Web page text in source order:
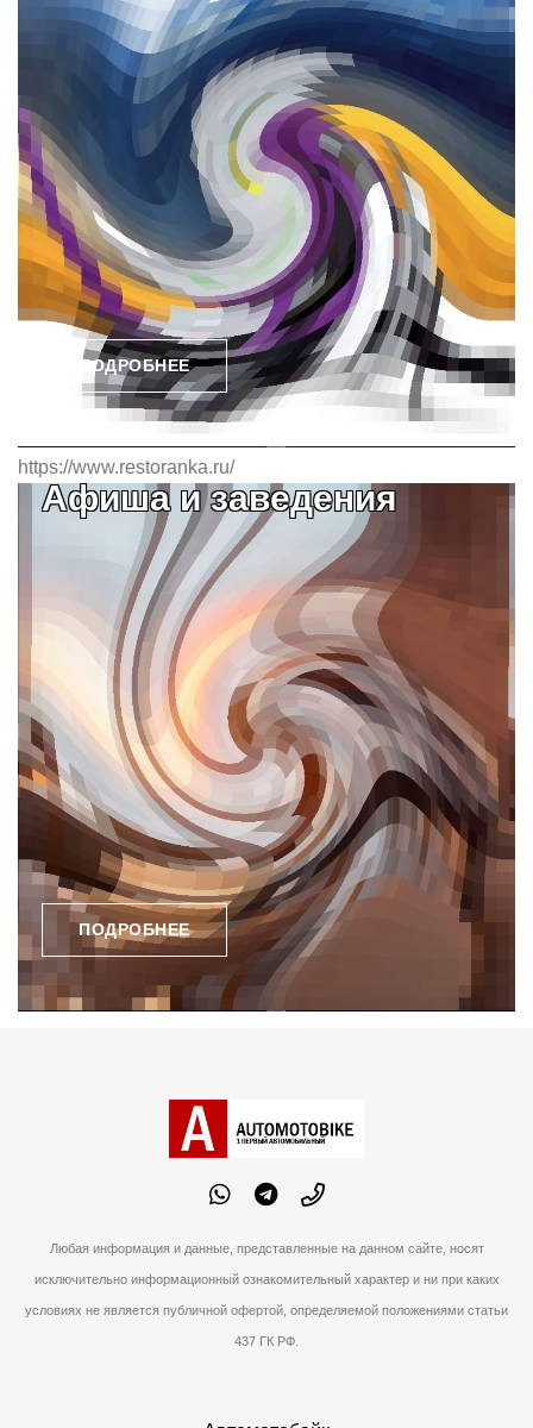
ПОДРОБНЕЕ
https://www.restoranka.ru/
Афиша и заведения
ПОДРОБНЕЕ
Любая информация и данные, представленные на данном сайте, носят
исключительно информационный ознакомительный характер и ни при каких
условиях не является публичной офертой, определяемой положениями статьи
437 ГК РФ.